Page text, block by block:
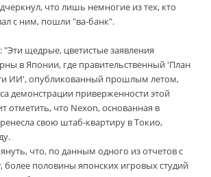
что лишь немногие из тех, кто
с ним, пошли "ва-банк".
щедрые, цветистые заявления
в Японии, где правительственный 'План
ИИ', опубликованный прошлым летом,
демонстрации приверженности этой
отметить, что Nexon, основанная в
свою штаб-квартиру в Токио,
что, по данным одного из отчетов с
более половины японских игровых студий